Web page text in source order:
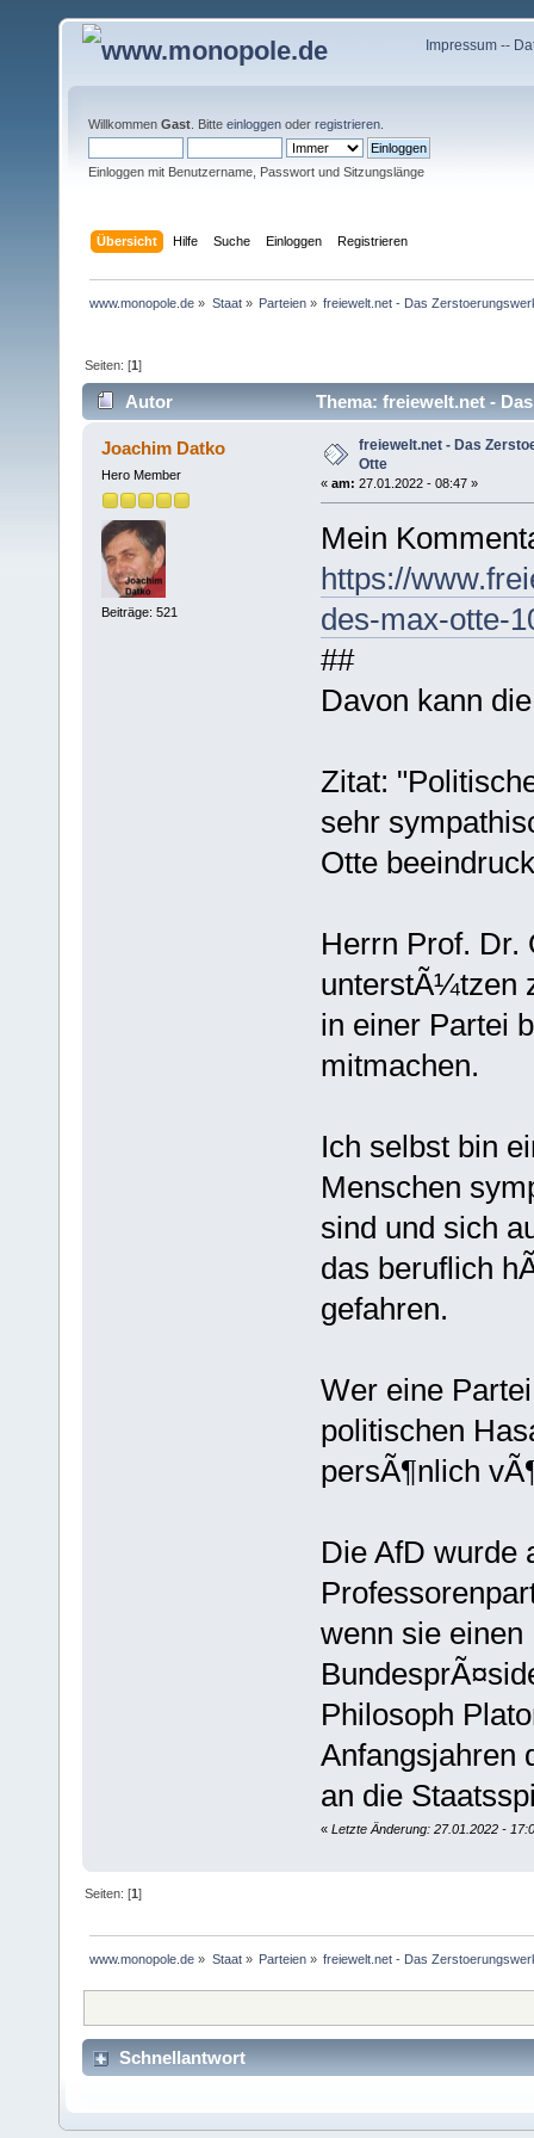
Impressum--
Willkommen Gast . Bitte einloggen oder registrieren
Einloggen mit Benutzername, Passwort und Sitzungslänge
Übersicht Hilfe Suche Einloggen Registrieren
www.monopole.de » Staat» Parteien» freiewelt.net - Das
Seiten: [1]
Autor Thema: freiewelt.net -
Joachim Datko
Hero Member
Beiträge: 521
freiewelt.net - Das
Otte
« am: 27.01.2022 - 08:47 »
Mein
https://
des-max-otte-
##
Davon kann
Zitat:
sehr
Otte
Herrn Prof. Dr.
unterstÃ¼tzen
in einer Partei
mitmachen.
Ich selbst bin
Menschen
sind und sich
das beruflich
gefahren.
Wer eine
politischen
persÃ¶nlich
Die AfD wurde
wenn sie
Philosoph
Anfangsjahren
an die
« Letzte Änderung: 27.01.2022 -
Seiten: [1]
www.monopole.de » Staat» Parteien» freiewelt.net - Das
Schnellantwort